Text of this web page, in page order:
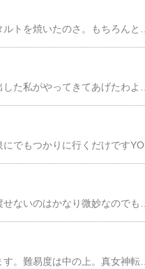
ブログを書いてたなぁｗ忘れてました。世界樹の迷宮やってます。難易度は中の上。真女神転生２くらいの感覚かな？みなさんもやりましょう。